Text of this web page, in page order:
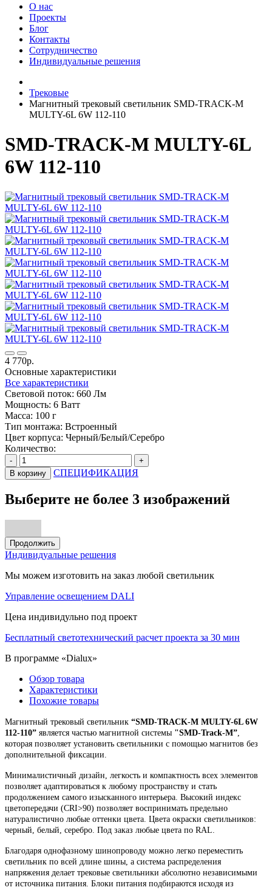
О нас
Проекты
Блог
Контакты
Сотрудничество
Индивидуальные решения
Трековые
Магнитный трековый светильник SMD-TRACK-M
MULTY-6L 6W 112-110
SMD-TRACK-M MULTY-6L
6W 112-110
4 770р.
Основные характеристики
Все характеристики
Световой поток: 660 Лм
Мощность: 6 Ватт
Масса: 100 г
Тип монтажа: Встроенный
Цвет корпуса: Черный/Белый/Серебро
Количество:
-
+
В корзину
СПЕЦИФИКАЦИЯ
Выберите не более 3 изображений
Продолжить
Индивидуальные решения
Мы можем изготовить на заказ любой светильник
Управление освещением DALI
Цена индивидульно под проект
Бесплатный светотехнический расчет проекта за 30 мин
В программе «Dialux»
Обзор товара
Характеристики
Похожие товары
Магнитный трековый светильник “SMD-TRACK-M MULTY-6L 6W
112-110” является частью магнитной системы "SMD-Track-M”,
которая позволяет установить светильники с помощью магнитов без
дополнительной фиксации.
Минималистичный дизайн, легкость и компактность всех элементов
позволяет адаптироваться к любому пространству и стать
продолжением самого изысканного интерьера. Высокий индекс
цветопередачи (CRI>90) позволяет воспринимать предельно
натуралистично любые оттенки цвета. Цвета окраски светильников:
черный, белый, серебро. Под заказ любые цвета по RAL.
Благодаря однофазному шинопроводу можно легко переместить
светильник по всей длине шины, а система распределения
напряжения делает трековые светильники абсолютно независимыми
от источника питания. Блоки питания подбираются исходя из